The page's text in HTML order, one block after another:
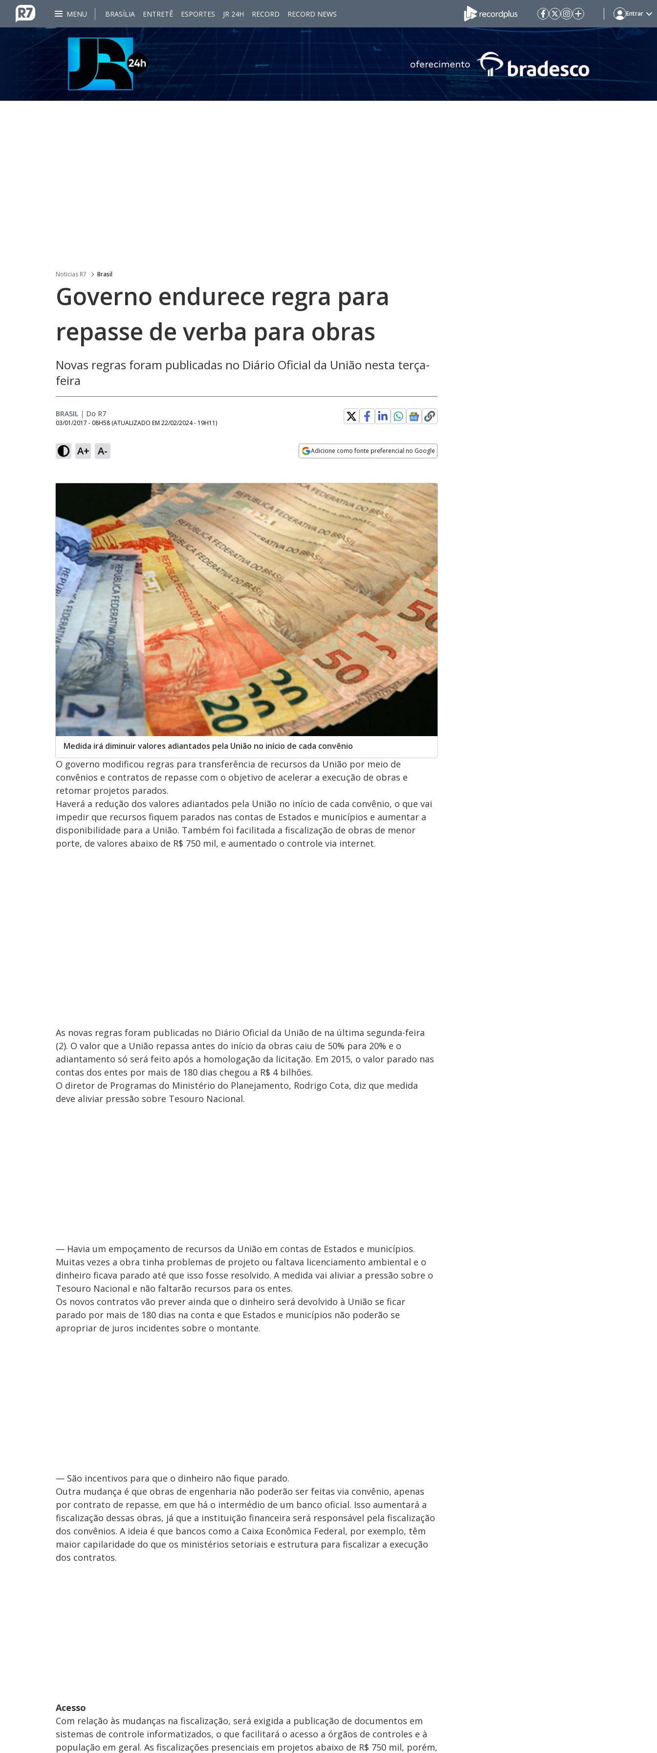
MENU BRASÍLIA ENTRETÊ ESPORTES JR 24H RECORD RECORD NEWS Entrar
Noticias R7 Brasil
Governo endurece regra para
repasse de verba para obras
Novas regras foram publicadas no Diário Oficial da União nesta terça-
feira
BRASIL | Do R7
03/01/2017 - 08H58 (ATUALIZADO EM 22/02/2024 - 19H11)
A+ A- Adicione como fonte preferencial no Google
Medida irá diminuir valores adiantados pela União no início de cada convênio
O governo modificou regras para transferência de recursos da União por meio de
convênios e contratos de repasse com o objetivo de acelerar a execução de obras e
retomar projetos parados.
Haverá a redução dos valores adiantados pela União no início de cada convênio, o que vai
impedir que recursos fiquem parados nas contas de Estados e municípios e aumentar a
disponibilidade para a União. Também foi facilitada a fiscalização de obras de menor
porte, de valores abaixo de R$ 750 mil, e aumentado o controle via internet.
As novas regras foram publicadas no Diário Oficial da União de na última segunda-feira
(2). O valor que a União repassa antes do início da obras caiu de 50% para 20% e o
adiantamento só será feito após a homologação da licitação. Em 2015, o valor parado nas
contas dos entes por mais de 180 dias chegou a R$ 4 bilhões.
O diretor de Programas do Ministério do Planejamento, Rodrigo Cota, diz que medida
deve aliviar pressão sobre Tesouro Nacional.
— Havia um empoçamento de recursos da União em contas de Estados e municípios.
Muitas vezes a obra tinha problemas de projeto ou faltava licenciamento ambiental e o
dinheiro ficava parado até que isso fosse resolvido. A medida vai aliviar a pressão sobre o
Tesouro Nacional e não faltarão recursos para os entes.
Os novos contratos vão prever ainda que o dinheiro será devolvido à União se ficar
parado por mais de 180 dias na conta e que Estados e municípios não poderão se
apropriar de juros incidentes sobre o montante.
— São incentivos para que o dinheiro não fique parado.
Outra mudança é que obras de engenharia não poderão ser feitas via convênio, apenas
por contrato de repasse, em que há o intermédio de um banco oficial. Isso aumentará a
fiscalização dessas obras, já que a instituição financeira será responsável pela fiscalização
dos convênios. A ideia é que bancos como a Caixa Econômica Federal, por exemplo, têm
maior capilaridade do que os ministérios setoriais e estrutura para fiscalizar a execução
dos contratos.
Acesso
Com relação às mudanças na fiscalização, será exigida a publicação de documentos em
sistemas de controle informatizados, o que facilitará o acesso a órgãos de controles e à
população em geral. As fiscalizações presenciais em projetos abaixo de R$ 750 mil, porém,